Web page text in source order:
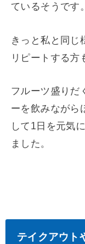
ているそうです。
きっと私と同じ
リピートする方
フルーツ盛りだ
ーを飲みながら
して1日を元気
ました。
テイクアウト